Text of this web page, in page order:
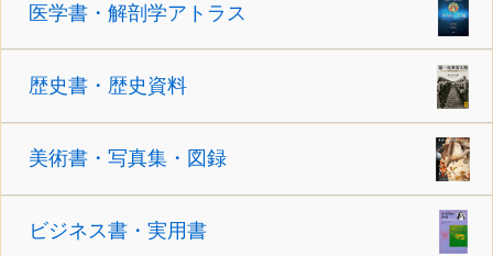
医学書・解剖学アトラス
歴史書・歴史資料
美術書・写真集・図録
ビジネス書・実用書